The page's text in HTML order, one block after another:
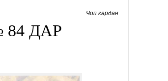
Чоп кардан
ДАР